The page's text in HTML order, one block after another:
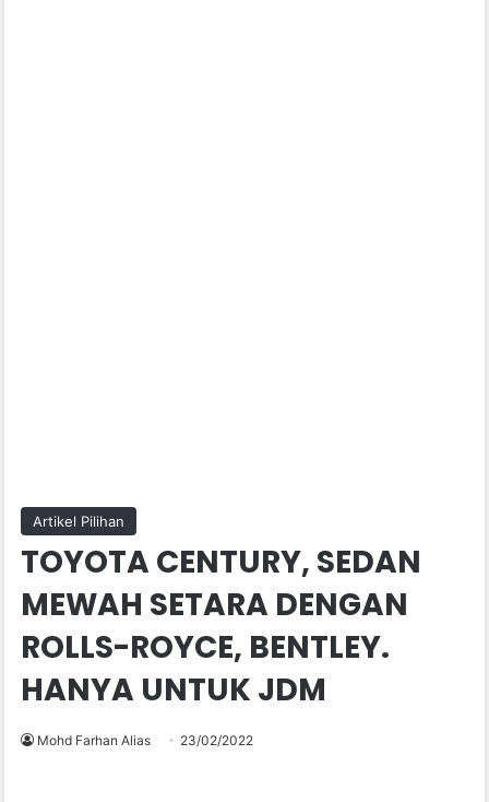
Artikel Pilihan
TOYOTA CENTURY, SEDAN
MEWAH SETARA DENGAN
ROLLS-ROYCE, BENTLEY.
HANYA UNTUK JDM
Mohd Farhan Alias 23/02/2022